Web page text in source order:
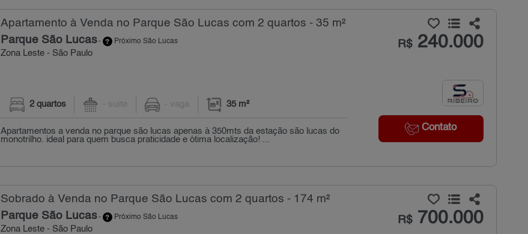
Apartamento à Venda no Parque São Lucas com 2 quartos - 35 m²
Parque São Lucas- Próximo São Lucas
Zona Leste - São Paulo
R$240.000
Contato
2 quartos - suíte - vaga 35 m²
Apartamentos a venda no parque são lucas apenas à 350mts da estação são lucas do
monotrilho. ideal para quem busca praticidade e ótima localização! ...
Sobrado à Venda no Parque São Lucas com 2 quartos - 174 m²
Parque São Lucas- Próximo São Lucas
Zona Leste - São Paulo
R$700.000